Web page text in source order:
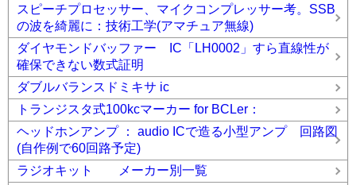
スピーチプロセッサー、マイクコンプレッサー考。SSB
の波を綺麗に：技術工学(アマチュア無線)
ダイヤモンドバッファー IC「LH0002」すら直線性が
確保できない数式証明
ダブルバランスドミキサ ic
トランジスタ式100kcマーカー for BCLer：
ヘッドホンアンプ ： audio ICで造る小型アンプ 回路図
(自作例で60回路予定)
ラジオキット メーカー別一覧